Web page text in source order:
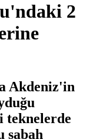
2
Akdeniz'in
teknelerde
sabah